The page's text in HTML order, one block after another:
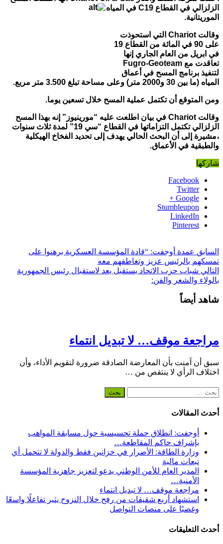
الزلزالي في القطاع C19 في المياه
الموريتانية.
وقالت Chariot التي استحوذت
على 90 في المائة من القطاع 19
في ابريل من العام الجاري إنها
تعاقدت مع Fugro-Geoteam
لتنفيذ برنامج المسح في أعماق
المياه (ما بين 30 و2000 متر) وعلى مساحة تبلغ 3.500 متر مربع.
ومن المتوقع أن تكتمل عملية المسح خلال تسعين يوما.
وقالت Chariot في بيان اطلعت عليه “مورينيوز” إنه بهذا المسح
الزلزالي تكتمل التزاماتها في القطاع “سي 19” لمدة ثلاث سنوات
،مشيرة إلى أن البحث الحالي يهدف إلى تحديد الفخاخ الهيكلية
والطبقية في الأعماق.
شاركها
Facebook
Twitter
Google +
Stumbleupon
LinkedIn
Pinterest
السابق عمدة أوجفت: “قادة المؤسسة العسكرية برهنوا على
تمسكهم بالرئيس عزيز وتعاطفهم معه
التالي شباب حزب الاتحاد يستقبل يعد لاستقبال رئيس الجمهورية
بالولاء والشعر والفن:
شاهد أيضاً
مراجعة موقف… لا تبديل انتماء
سبق أن آمنت بأن المعارضة الصادقة ضرورة لتقويم الأداء، وأن
اختلاف الرأي لا ينتقص من …
البحث
أحدث المقالات
أوجفت: انطلاق حملة تحسيسية حول مسابقة المواهب
بإشراف حاكم المقاطعة…
وزارة الطاقة: الأضرار في خزانين فقط والدولة لا تتحمل أي
تبعات مالية
المدير العام للأمن الوطني يدعو لتعزيز جاهزية المؤسسة
الأمنية…
مراجعة موقف… لا تبديل انتماء
استشهاد أربع شقيقات من رفح خلال النزوح يثير تفاعلًا واسعًا
وغضبًا على منصات التواصل
أحدث التعليقات